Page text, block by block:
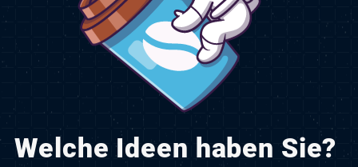
Welche Ideen haben Sie?